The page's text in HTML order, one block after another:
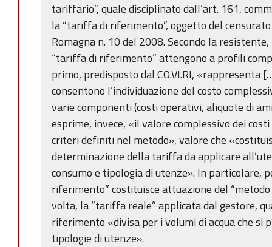
tariffario”, quale disciplinato dall’art. 161,
la “tariffa di riferimento”, oggetto del
Romagna n. 10 del 2008. Secondo la
“tariffa di riferimento” attengono a profili
primo, predisposto dal CO.VI.RI, «rappresenta
consentono l’individuazione del costo
varie componenti (costi operativi, aliquote di
esprime, invece, «il valore complessivo dei
criteri definiti nel metodo», valore che
determinazione della tariffa da applicare
consumo e tipologia di utenze». In particolare,
riferimento” costituisce attuazione del
volta, la “tariffa reale” applicata dal gestore,
riferimento «divisa per i volumi di acqua che si
tipologie di utenze».